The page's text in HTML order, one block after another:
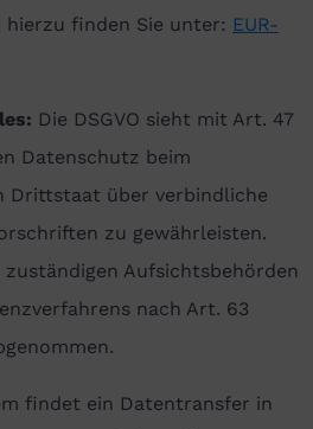
finden Sie unter: EUR-
Die DSGVO sieht mit Art. 47
Datenschutz beim
Drittstaat über verbindliche
zu gewährleisten.
zuständigen Aufsichtsbehörden
nach Art. 63
findet ein Datentransfer in